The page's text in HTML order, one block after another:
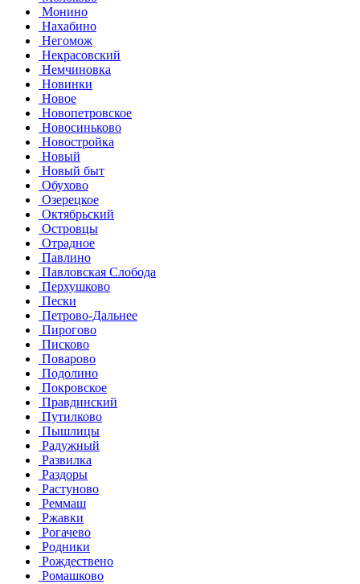
Монино
Нахабино
Негомож
Некрасовский
Немчиновка
Новинки
Новое
Новопетровское
Новосиньково
Новостройка
Новый
Новый быт
Обухово
Озерецкое
Октябрьский
Островцы
Отрадное
Павлино
Павловская Слобода
Перхушково
Пески
Петрово-Дальнее
Пирогово
Писково
Поварово
Подолино
Покровское
Правдинский
Путилково
Пышлицы
Радужный
Развилка
Раздоры
Растуново
Реммаш
Ржавки
Рогачево
Родники
Рождествено
Ромашково